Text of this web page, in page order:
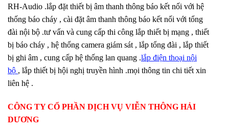
RH-Audio .lắp đặt thiết bị âm thanh thông báo kết nối với hệ
thống báo cháy , cài đặt âm thanh thông báo kết nối với tổng
đài nội bộ .tư vấn và cung cấp thi công lắp thiết bị mạng , thiết
bị báo cháy , hệ thống camera giám sát , lắp tổng đài , lắp thiết
bị ghi âm , cung cấp hệ thống lan quang .lắp điện thoại nội
bộ , lắp thiết bị hội nghị truyền hình .mọi thông tin chi tiết xin
liên hệ .
CÔNG TY CỔ PHẦN DỊCH VỤ VIỄN THÔNG HẢI
DƯƠNG